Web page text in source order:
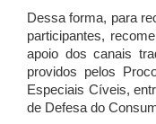
Dessa forma, para
participantes,
apoio dos canais
providos pelos
Especiais Cíveis,
de Defesa do